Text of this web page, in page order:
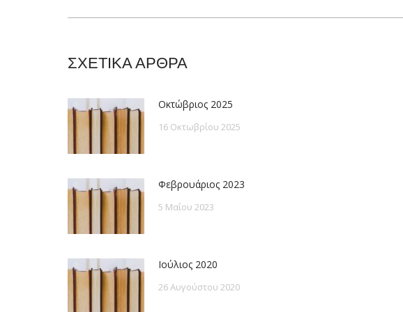
ΣΧΕΤΙΚΑ ΑΡΘΡΑ
Οκτώβριος 2025
16 Οκτωβρίου 2025
Φεβρουάριος 2023
5 Μαΐου 2023
Ιούλιος 2020
26 Αυγούστου 2020